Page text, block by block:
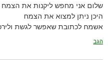
שלום אני מחפש ליקנות את
היכן ניתן למצוא את הצמח
אשמח לכתובת שאפשר לגשת
הגב